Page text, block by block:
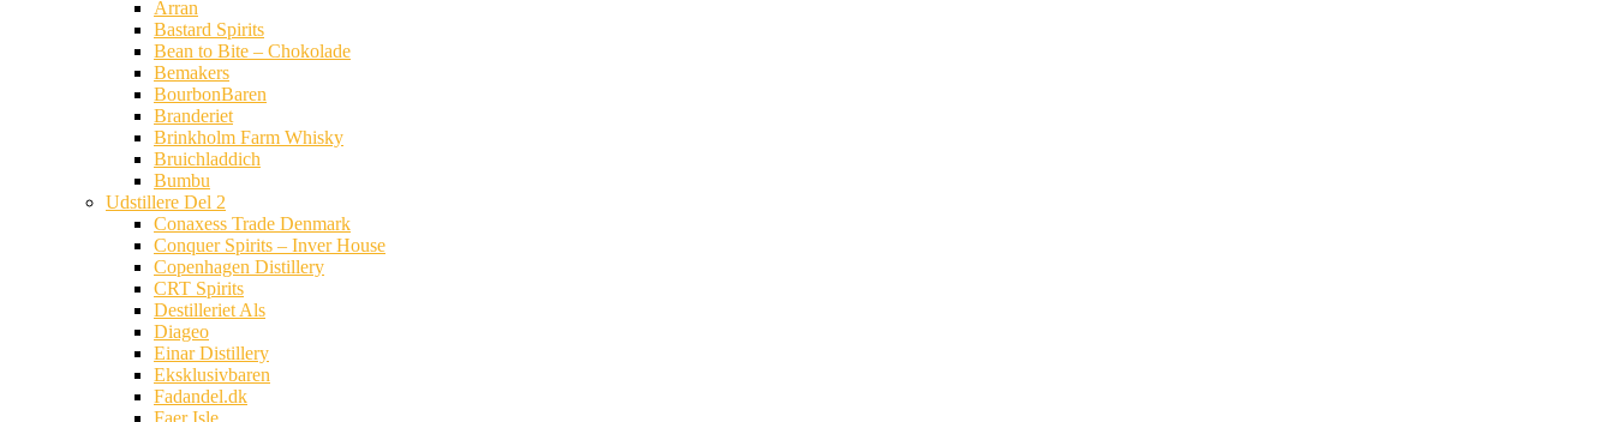
Arran
Bastard Spirits
Bean to Bite – Chokolade
Bemakers
BourbonBaren
Branderiet
Brinkholm Farm Whisky
Bruichladdich
Bumbu
Udstillere Del 2
Conaxess Trade Denmark
Conquer Spirits – Inver House
Copenhagen Distillery
CRT Spirits
Destilleriet Als
Diageo
Einar Distillery
Eksklusivbaren
Fadandel.dk
Faer Isle